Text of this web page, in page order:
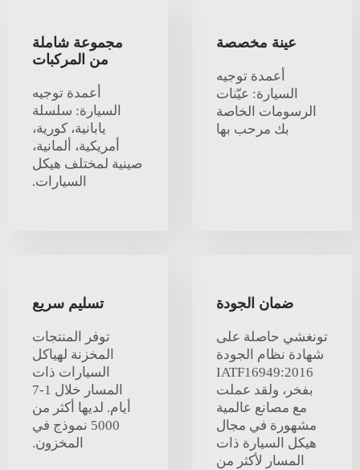
عينة مخصصة
أعمدة توجيه
السيارة: عيّنات
الرسومات الخاصة
بك مرحب بها
مجموعة شاملة
من المركبات
أعمدة توجيه
السيارة: سلسلة
يابانية، كورية،
أمريكية، ألمانية،
صينية لمختلف هيكل
السيارات.
ضمان الجودة
تونغشي حاصلة على
شهادة نظام الجودة
IATF16949:2016
بفخر، ولقد عملت
مع مصانع عالمية
مشهورة في مجال
هيكل السيارة ذات
المسار لأكثر من
تسليم سريع
توفر المنتجات
المخزنة لهياكل
السيارات ذات
المسار خلال 1-7
أيام. لديها أكثر من
5000 نموذج في
المخزون.